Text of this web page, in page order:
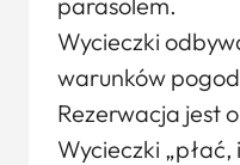
Wycieczki
warunków
Rezerwacja jest
Wycieczki „płać,